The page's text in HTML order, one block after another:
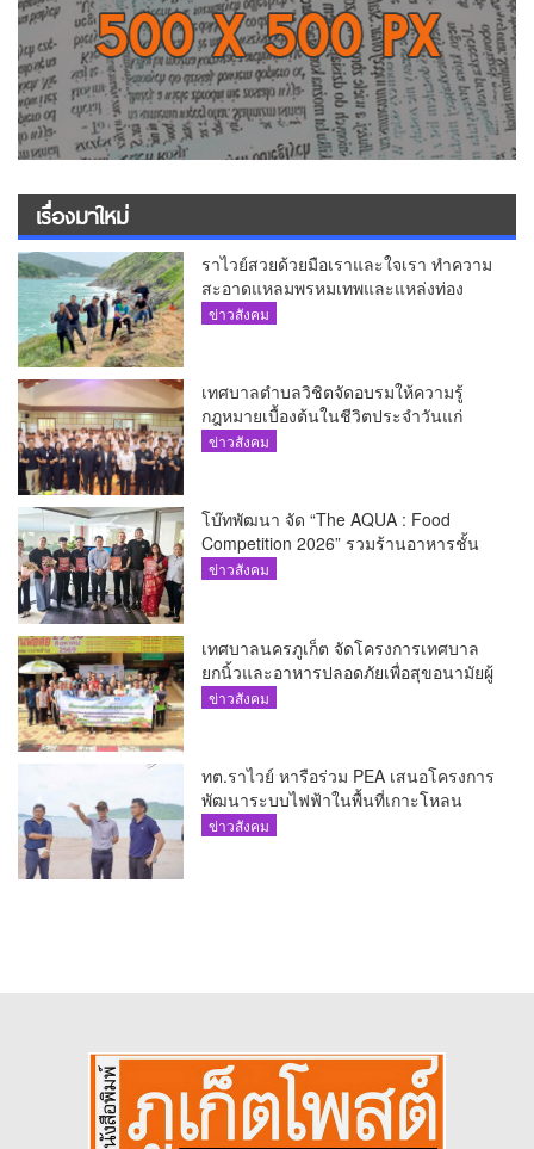
เรื่องมาใหม่
ราไวย์สวยด้วยมือเราและใจเรา ทำความ
สะอาดแหลมพรหมเทพและแหล่งท่อง
เที่ยว
ข่าวสังคม
เทศบาลตำบลวิชิตจัดอบรมให้ความรู้
กฎหมายเบื้องต้นในชีวิตประจำวันแก่
เยาวชน
ข่าวสังคม
โบ๊ทพัฒนา จัด “The AQUA : Food
Competition 2026” รวมร้านอาหารชั้น
นำของ The Shopps at The AQUA ชู
ข่าวสังคม
เทศบาลนครภูเก็ต จัดโครงการเทศบาล
ยกนิ้วและอาหารปลอดภัยเพื่อสุขอนามัยผู้
บริโภค
ข่าวสังคม
ทต.ราไวย์ หารือร่วม PEA เสนอโครงการ
พัฒนาระบบไฟฟ้าในพื้นที่เกาะโหลน
ข่าวสังคม